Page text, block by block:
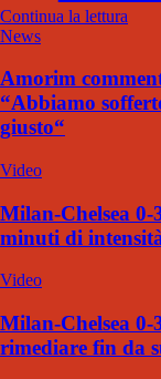
Continua la lettura
News
Amorim
“Abbiamo
giusto“
Video
Milan-Chelsea
minuti di
Video
Milan-Chelsea
rimediare fin da